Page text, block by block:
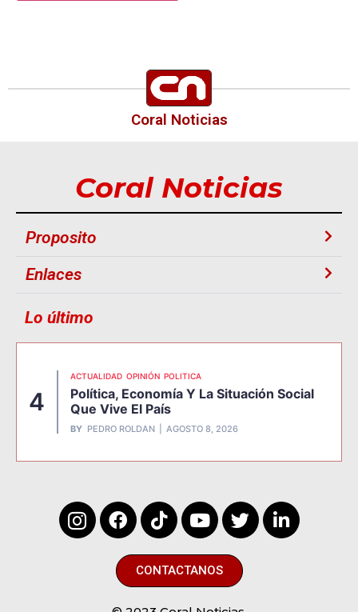
Coral Noticias
Coral Noticias
Proposito
Enlaces
Lo último
4
ACTUALIDAD OPINIÓN POLITICA
Política, Economía Y La Situación Social
Que Vive El País
BY PEDRO ROLDAN AGOSTO 8, 2026
CONTACTANOS